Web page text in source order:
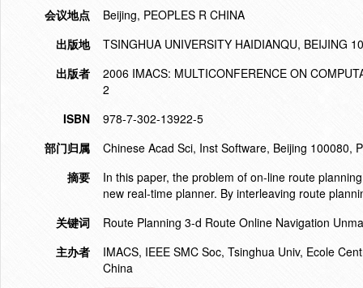
会议地点
Beijing, PEOPLES R CHINA
出版地
TSINGHUA UNIVERSITY HAIDIANQU, BEIJING
出版者
2006 IMACS: MULTICONFERENCE ON
2
ISBN
978-7-302-13922-5
部门归属
Chinese Acad Sci, Inst Software, Beijing 100080,
摘要
In this paper, the problem of on-line route
new real-time planner. By interleaving route
关键词
Route Planning 3-d Route Online Navigation
主办者
IMACS, IEEE SMC Soc, Tsinghua Univ, Ecole
China